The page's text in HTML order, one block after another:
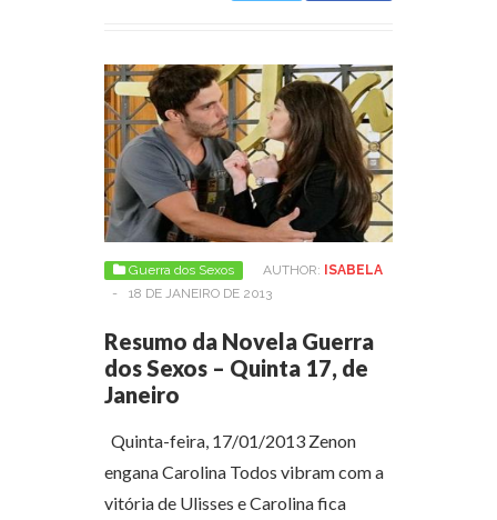
Guerra dos Sexos AUTHOR: ISABELA
-
18 DE JANEIRO DE 2013
Resumo da Novela Guerra
dos Sexos – Quinta 17, de
Janeiro
Quinta-feira, 17/01/2013 Zenon
engana Carolina Todos vibram com a
vitória de Ulisses e Carolina fica